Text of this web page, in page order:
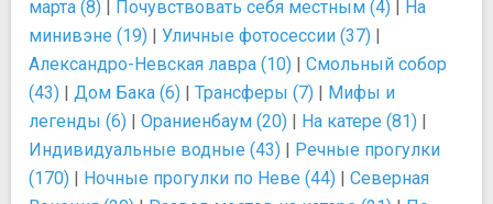
марта (8) | Почувствовать себя местным (4) | На
минивэне (19) | Уличные фотосессии (37) |
Александро-Невская лавра (10) | Смольный собор
(43) | Дом Бака (6) | Трансферы (7) | Мифы и
легенды (6) | Ораниенбаум (20) | На катере (81) |
Индивидуальные водные (43) | Речные прогулки
(170) | Ночные прогулки по Неве (44) | Северная